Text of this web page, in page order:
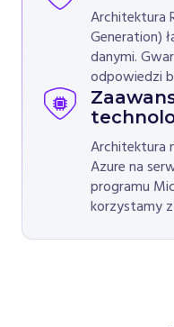
Architektura
Generation)
danymi.
odpowiedzi
Architektura
Azure na
programu
korzystamy z